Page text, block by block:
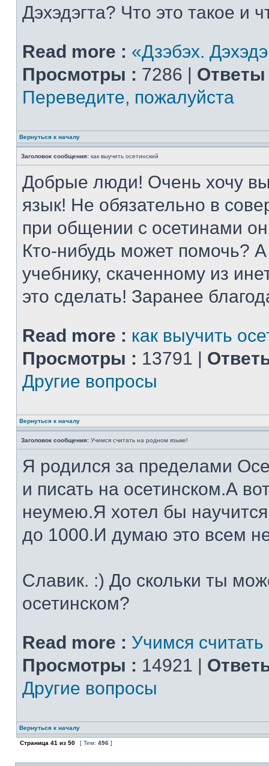
Дэхэдэгта? Что это такое и
Read more : «Дзэбэх.
Просмотры : 7286 | Ответы
Переведите, пожалуйста
Вернуться к началу
Заголовок сообщения: как выучить осетинский
Добрые люди! Очень хочу
язык! Не обязательно в
при общении с осетинами
Кто-нибудь может помочь?
учебнику, скаченному из
это сделать! Заранее
Read more : как выучить
Просмотры : 13791 |
Другие вопросы
Вернуться к началу
Заголовок сообщения: Учимся считать на родном языке!
Я родился за пределами
и писать на осетинском.А
неумею.Я хотел бы
до 1000.И думаю это всем
Славик. :) До скольки ты
осетинском?
Read more : Учимся
Просмотры : 14921 |
Другие вопросы
Вернуться к началу
Страница 41 из 50 [ Тем: 496 ]